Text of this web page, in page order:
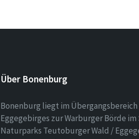
Über Bonenburg
Bonenburg liegt im Übergangsbereich
Eggegebirges zur Warburger Börde
Naturparks Teutoburger Wald /